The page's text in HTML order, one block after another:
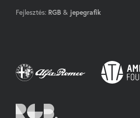
Fejlesztés: RGB & jepegrafik